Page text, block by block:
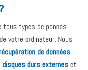
tous types de pannes
votre ordinateur. Nous
récupération de données
disques durs externes et